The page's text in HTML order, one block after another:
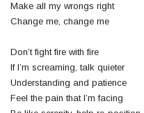
Make all my wrongs right
Change me, change me
Don’t fight fire with fire
If I’m screaming, talk quieter
Understanding and patience
Feel the pain that I’m facing